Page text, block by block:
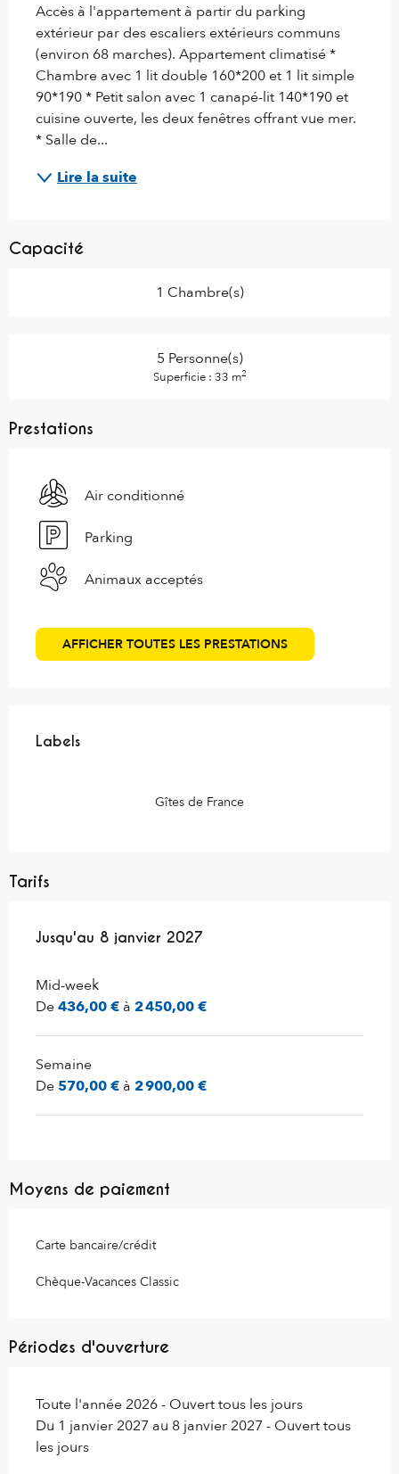
Accès à l'appartement à partir du parking
extérieur par des escaliers extérieurs communs
(environ 68 marches). Appartement climatisé *
Chambre avec 1 lit double 160*200 et 1 lit simple
90*190 * Petit salon avec 1 canapé-lit 140*190 et
cuisine ouverte, les deux fenêtres offrant vue mer.
* Salle de...
Lire la suite
Capacité
1 Chambre(s)
5 Personne(s)
Superficie : 33 m2
Prestations
Air conditionné
Parking
Animaux acceptés
AFFICHER TOUTES LES PRESTATIONS
Labels
Labels
Gîtes de France
Tarifs
Du20 décembre 2025au
Jusqu'au 8 janvier 2027
Mid-week
De436,00 € à 2 450,00 €
Semaine
De570,00 € à 2 900,00 €
Moyens de paiement
Carte bancaire/crédit
Chèque-Vacances Classic
Périodes d'ouverture
Toute l'année 2026 - Ouvert tous les jours
Du 1 janvier 2027 au 8 janvier 2027 - Ouvert tous
les jours